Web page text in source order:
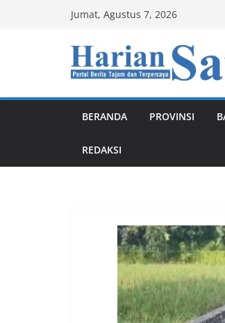
Jumat, Agustus 7, 2026
BERANDA PROVINSI
REDAKSI